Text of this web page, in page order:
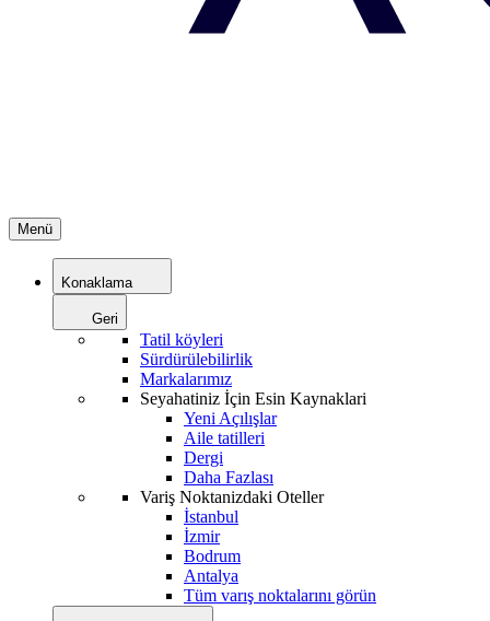
Menü
Konaklama
Geri
Tatil köyleri
Sürdürülebilirlik
Markalarımız
Seyahatiniz İçin Esin Kaynaklari
Yeni Açılışlar
Aile tatilleri
Dergi
Daha Fazlası
Variş Noktanizdaki Oteller
İstanbul
İzmir
Bodrum
Antalya
Tüm varış noktalarını görün